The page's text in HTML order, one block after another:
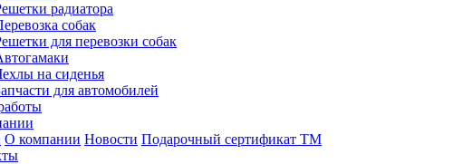
радиатора
собак
для перевозки собак
на сиденья
для автомобилей
О компании Новости Подарочный сертификат ТМ